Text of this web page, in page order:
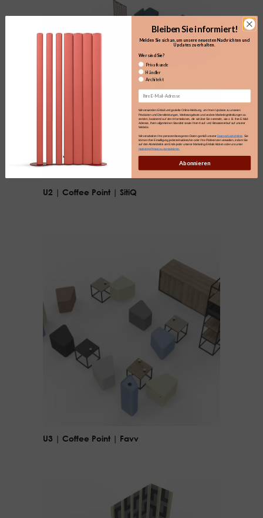
U2 | Coffee Point | SitiQ
U3 | Coffee Point | Favv
Bleiben Sie informiert!
Melden Sie sich an, um unsere neuesten Nachrichten und
Updates zu erhalten.​
Wer sind Sie?
Privatkunde
Händler
Architekt
Email
Wir verwenden E-Mail und gezielte Online-Werbung, um Ihnen Updates zu unseren
Produkten und Dienstleistungen, Werbeangebote und andere Marketingmitteilungen zu
senden, basierend auf den Informationen, die wir über Sie sammeln, wie z. B. Ihre E-Mail-
Adresse, Ihren allgemeinen Standort sowie Ihren Kauf- und Browserverlauf auf unserer
Website.
Wir verarbeiten Ihre personenbezogenen Daten gemäß unsererDatenschutzrichtlinie . Sie
können Ihre Einwilligung jederzeit widerrufen oder Ihre Präferenzen verwalten, indem Sie
auf den Abmeldelink am Ende jeder unserer Marketing-E-Mails klicken oder uns unter
marketing@maro.eu kontaktieren.
Abonnieren